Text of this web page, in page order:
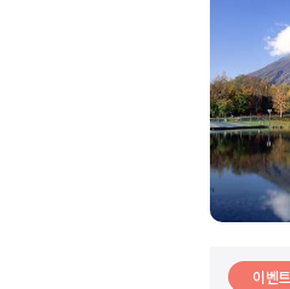
이벤트